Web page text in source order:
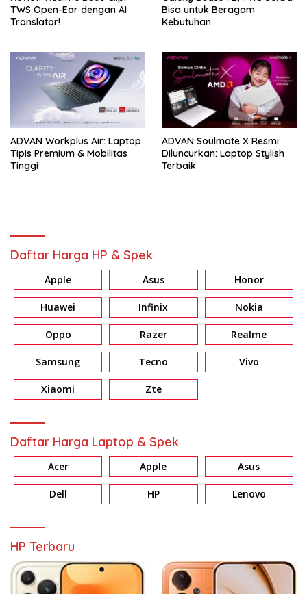
TWS Open-Ear dengan AI
Translator!
Bisa untuk Beragam
Kebutuhan
ADVAN Workplus Air: Laptop
Tipis Premium & Mobilitas
Tinggi
ADVAN Soulmate X Resmi
Diluncurkan: Laptop Stylish
Terbaik
Daftar Harga HP & Spek
Apple Asus Honor
Huawei Infinix Nokia
Oppo Razer Realme
Samsung Tecno Vivo
Xiaomi Zte
Daftar Harga Laptop & Spek
Acer Apple Asus
Dell HP Lenovo
HP Terbaru